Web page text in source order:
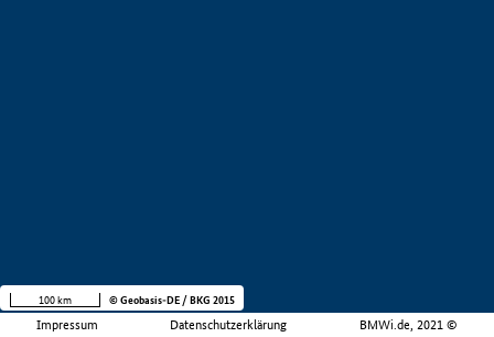
Impressum Datenschutzerklärung BMWi.de, 2021 ©
100 km © Geobasis-DE / BKG 2015